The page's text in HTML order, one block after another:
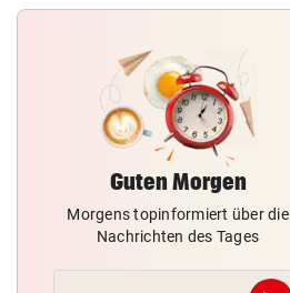
Guten Morgen
Morgens topinformiert über die
Nachrichten des Tages